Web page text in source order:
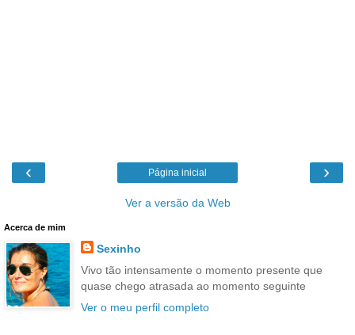
‹ ›
Página inicial
Ver a versão da Web
Acerca de mim
Sexinho
Vivo tão intensamente o momento presente que
quase chego atrasada ao momento seguinte
Ver o meu perfil completo